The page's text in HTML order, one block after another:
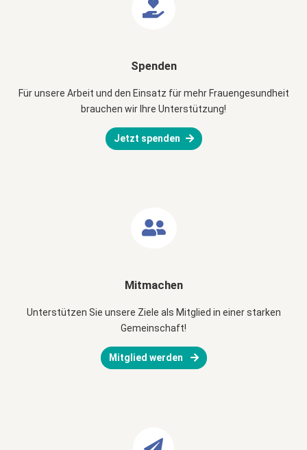
Spenden
Für unsere Arbeit und den Einsatz für mehr Frauengesundheit
brauchen wir Ihre Unterstützung!
Jetzt spenden
Mitmachen
Unterstützen Sie unsere Ziele als Mitglied in einer starken
Gemeinschaft!
Mitglied werden